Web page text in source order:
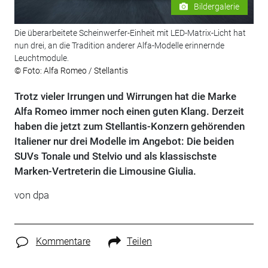
Bildergalerie
Die überarbeitete Scheinwerfer-Einheit mit LED-Matrix-Licht hat
nun drei, an die Tradition anderer Alfa-Modelle erinnernde
Leuchtmodule.
© Foto: Alfa Romeo / Stellantis
Trotz vieler Irrungen und Wirrungen hat die Marke
Alfa Romeo immer noch einen guten Klang. Derzeit
haben die jetzt zum Stellantis-Konzern gehörenden
Italiener nur drei Modelle im Angebot: Die beiden
SUVs Tonale und Stelvio und als klassischste
Marken-Vertreterin die Limousine Giulia.
von dpa
Kommentare Teilen